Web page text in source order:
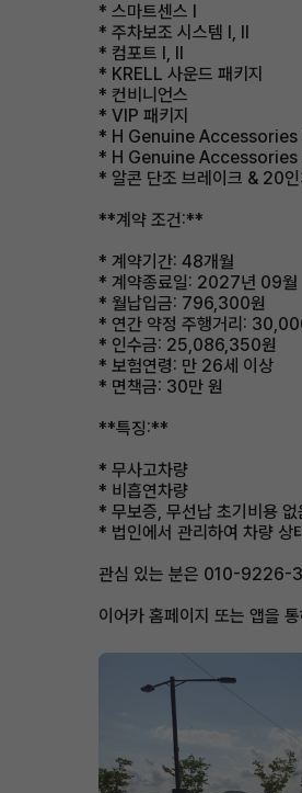
* 스마트센스 Ⅰ
* 주차보조 시스템 Ⅰ, Ⅱ
* 컴포트 Ⅰ, Ⅱ
* KRELL 사운드 패키지
* 컨비니언스
* VIP 패키지
* H Genuine Accessories
* H Genuine Accessories
* 알콘 단조 브레이크 & 20인
**계약 조건:**
* 계약기간: 48개월
* 계약종료일: 2027년 09월
* 월납입금: 796,300원
* 연간 약정 주행거리:
* 인수금: 25,086,350원
* 보험연령: 만 26세 이상
* 면책금: 30만 원
**특징:**
* 무사고차량
* 비흡연차량
* 무보증, 무선납 초기비용 없
* 법인에서 관리하여 차량 상
관심 있는 분은 010-9226-
이어카 홈페이지 또는 앱을